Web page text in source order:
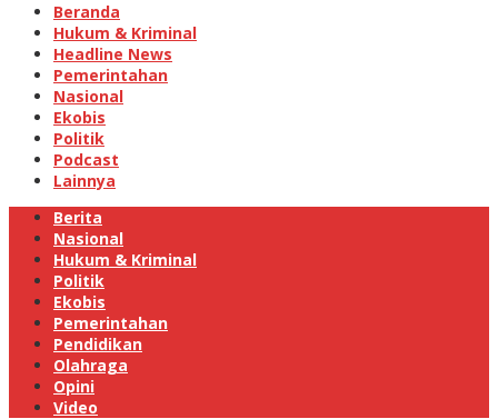
Beranda
Hukum & Kriminal
Headline News
Pemerintahan
Nasional
Ekobis
Politik
Podcast
Lainnya
Berita
Nasional
Hukum & Kriminal
Politik
Ekobis
Pemerintahan
Pendidikan
Olahraga
Opini
Video